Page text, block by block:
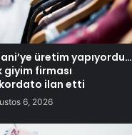
üretim yapıyordu…
giyim firması
ilan etti
6, 2026